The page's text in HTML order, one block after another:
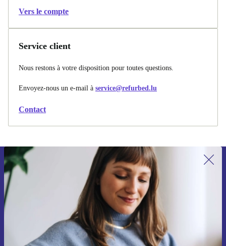
Vers le compte
Service client
Nous restons à votre disposition pour toutes questions.
Envoyez-nous un e-mail à service@refurbed.lu
Contact
Recevoir offres et infos de refurbed
par mail
Ne manquez plus aucune offre.